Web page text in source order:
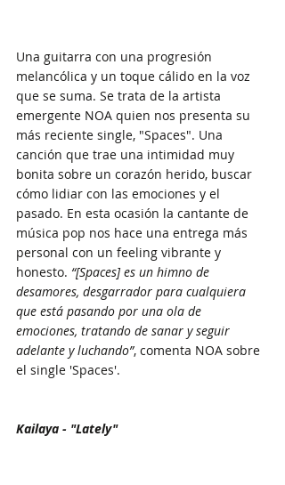
Una guitarra con una progresión
melancólica y un toque cálido en la voz
que se suma. Se trata de la artista
emergente NOA quien nos presenta su
más reciente single, "Spaces". Una
canción que trae una intimidad muy
bonita sobre un corazón herido, buscar
cómo lidiar con las emociones y el
pasado. En esta ocasión la cantante de
música pop nos hace una entrega más
personal con un feeling vibrante y
honesto. “[Spaces] es un himno de
desamores, desgarrador para cualquiera
que está pasando por una ola de
emociones, tratando de sanar y seguir
adelante y luchando”, comenta NOA sobre
el single 'Spaces'.
Kailaya - "Lately"